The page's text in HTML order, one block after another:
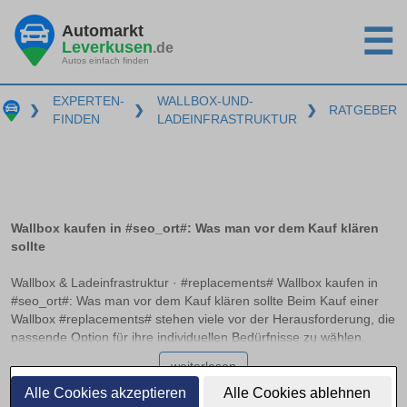
Alle Cookies akzeptieren Alle Cookies ablehnen
Automarkt
Leverkusen.de
Autos einfach finden ☰
❯
EXPERTEN-
FINDEN
❯
WALLBOX-UND-
LADEINFRASTRUKTUR
❯ RATGEBER
Wallbox kaufen in #seo_ort#: Was man vor dem Kauf klären
sollte
Wallbox & Ladeinfrastruktur · #replacements# Wallbox kaufen in
#seo_ort#: Was man vor dem Kauf klären sollte Beim Kauf einer
Wallbox #replacements# stehen viele vor der Herausforderung, die
passende Option für ihre individuellen Bedürfnisse zu wählen.
Essentielle Entscheidungskriterien wie Ladeleistung, Anschlussart
und Smart-Charging-Funktionen spielen hierbei eine
entscheidende Rolle. In diesem Ratgeber erhalten Sie
weiterlesen